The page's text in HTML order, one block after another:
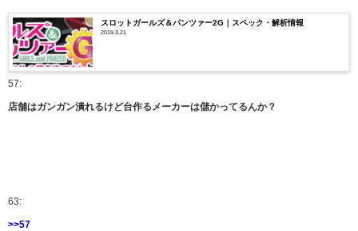
スロットガールズ＆パンツァー2G｜スペック・解析情報
2019.3.21
57:
店舗はガンガン潰れるけど台作るメーカーは儲かってるんか？
63:
>>57